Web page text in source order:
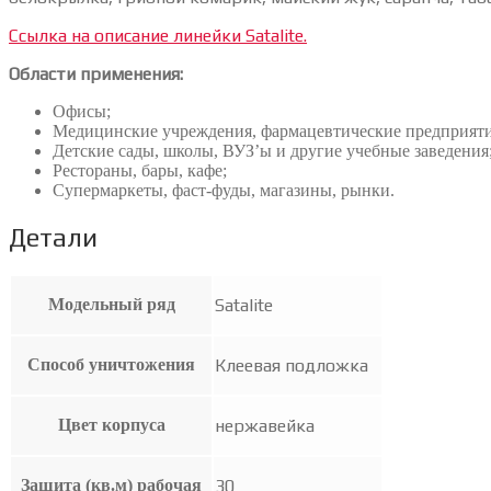
Ссылка на описание линейки Satalite.
Области применения:
Офисы;
Медицинские учреждения, фармацевтические
Детские сады, школы, ВУЗ’ы и другие учебные
Рестораны, бары, кафе;
Супермаркеты, фаст-фуды, магазины, рынки.
Детали
Модельный ряд Satalite
Способ уничтожения Клеевая подложка
Цвет корпуса нержавейка
Защита (кв.м) рабочая 30